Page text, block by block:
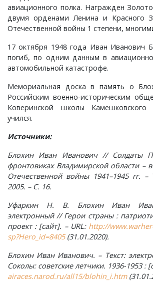
авиационного полка. Награжден
двумя орденами Ленина и Красного
Отечественной войны 1 степени,
17 октября 1948 года Иван Иванович
погиб, по одним данным в
автомобильной катастрофе.
Мемориальная доска в память о
Российским военно-историческим
Коверинской школы
учился.
Источники:
Блохин Иван Иванович // Солдаты
фронтовиках Владимирской области –
Отечественной войны 1941–1945 гг.
2005. – С. 16.
Уфаркин Н. В. Блохин Иван
электронный // Герои страны :
проект : [сайт]. – URL: http://
sp?Hero_id=8405(31.01.2020).
Блохин Иван Иванович. – Текст:
Соколы: советские летчики. 1936-1953 :
airaces.narod.ru/all15/blohin_i.htm
Краснораменье, деревня
Круглово, село
Крутово, деревня
Куницыно, дерервня
Курменёво, деревня
Лезжени, деревня
Лошаиха, деревня
Лубенцы, деревня
Хорятино, деревня
Ченцы, деревня
Шушерино, деревня
Эсино, деревня